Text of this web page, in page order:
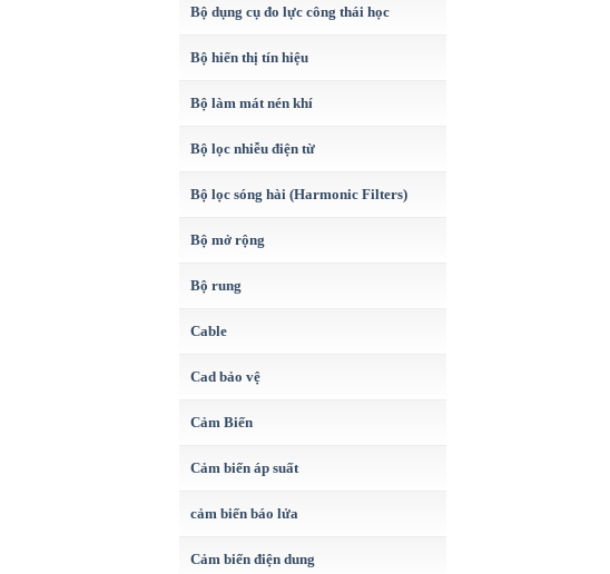
Bộ dụng cụ đo lực công thái học
Bộ hiển thị tín hiệu
Bộ làm mát nén khí
Bộ lọc nhiễu điện từ
Bộ lọc sóng hài (Harmonic Filters)
Bộ mở rộng
Bộ rung
Cable
Cad bảo vệ
Cảm Biến
Cảm biến áp suất
cảm biến báo lửa
Cảm biến điện dung